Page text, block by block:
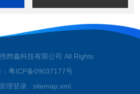
烨鑫科技有限公司 All Rights
粤ICP备09037177号
管理登录 sitemap.xml